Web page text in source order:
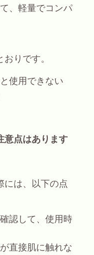
、軽量でコンパ
りです。
使用できない
意点はあります
には、以下の点
認して、使用時
直接肌に触れな